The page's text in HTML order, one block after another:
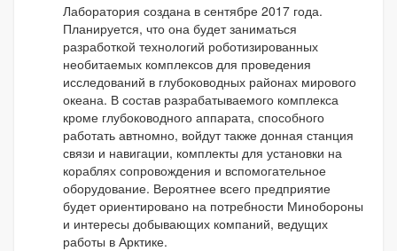
Лаборатория создана в сентябре 2017 года.
Планируется, что она будет заниматься
разработкой технологий роботизированных
необитаемых комплексов для проведения
исследований в глубоководных районах мирового
океана. В состав разрабатываемого комплекса
кроме глубоководного аппарата, способного
работать автномно, войдут также донная станция
связи и навигации, комплекты для установки на
кораблях сопровождения и вспомогательное
оборудование. Вероятнее всего предприятие
будет ориентировано на потребности Минобороны
и интересы добывающих компаний, ведущих
работы в Арктике.